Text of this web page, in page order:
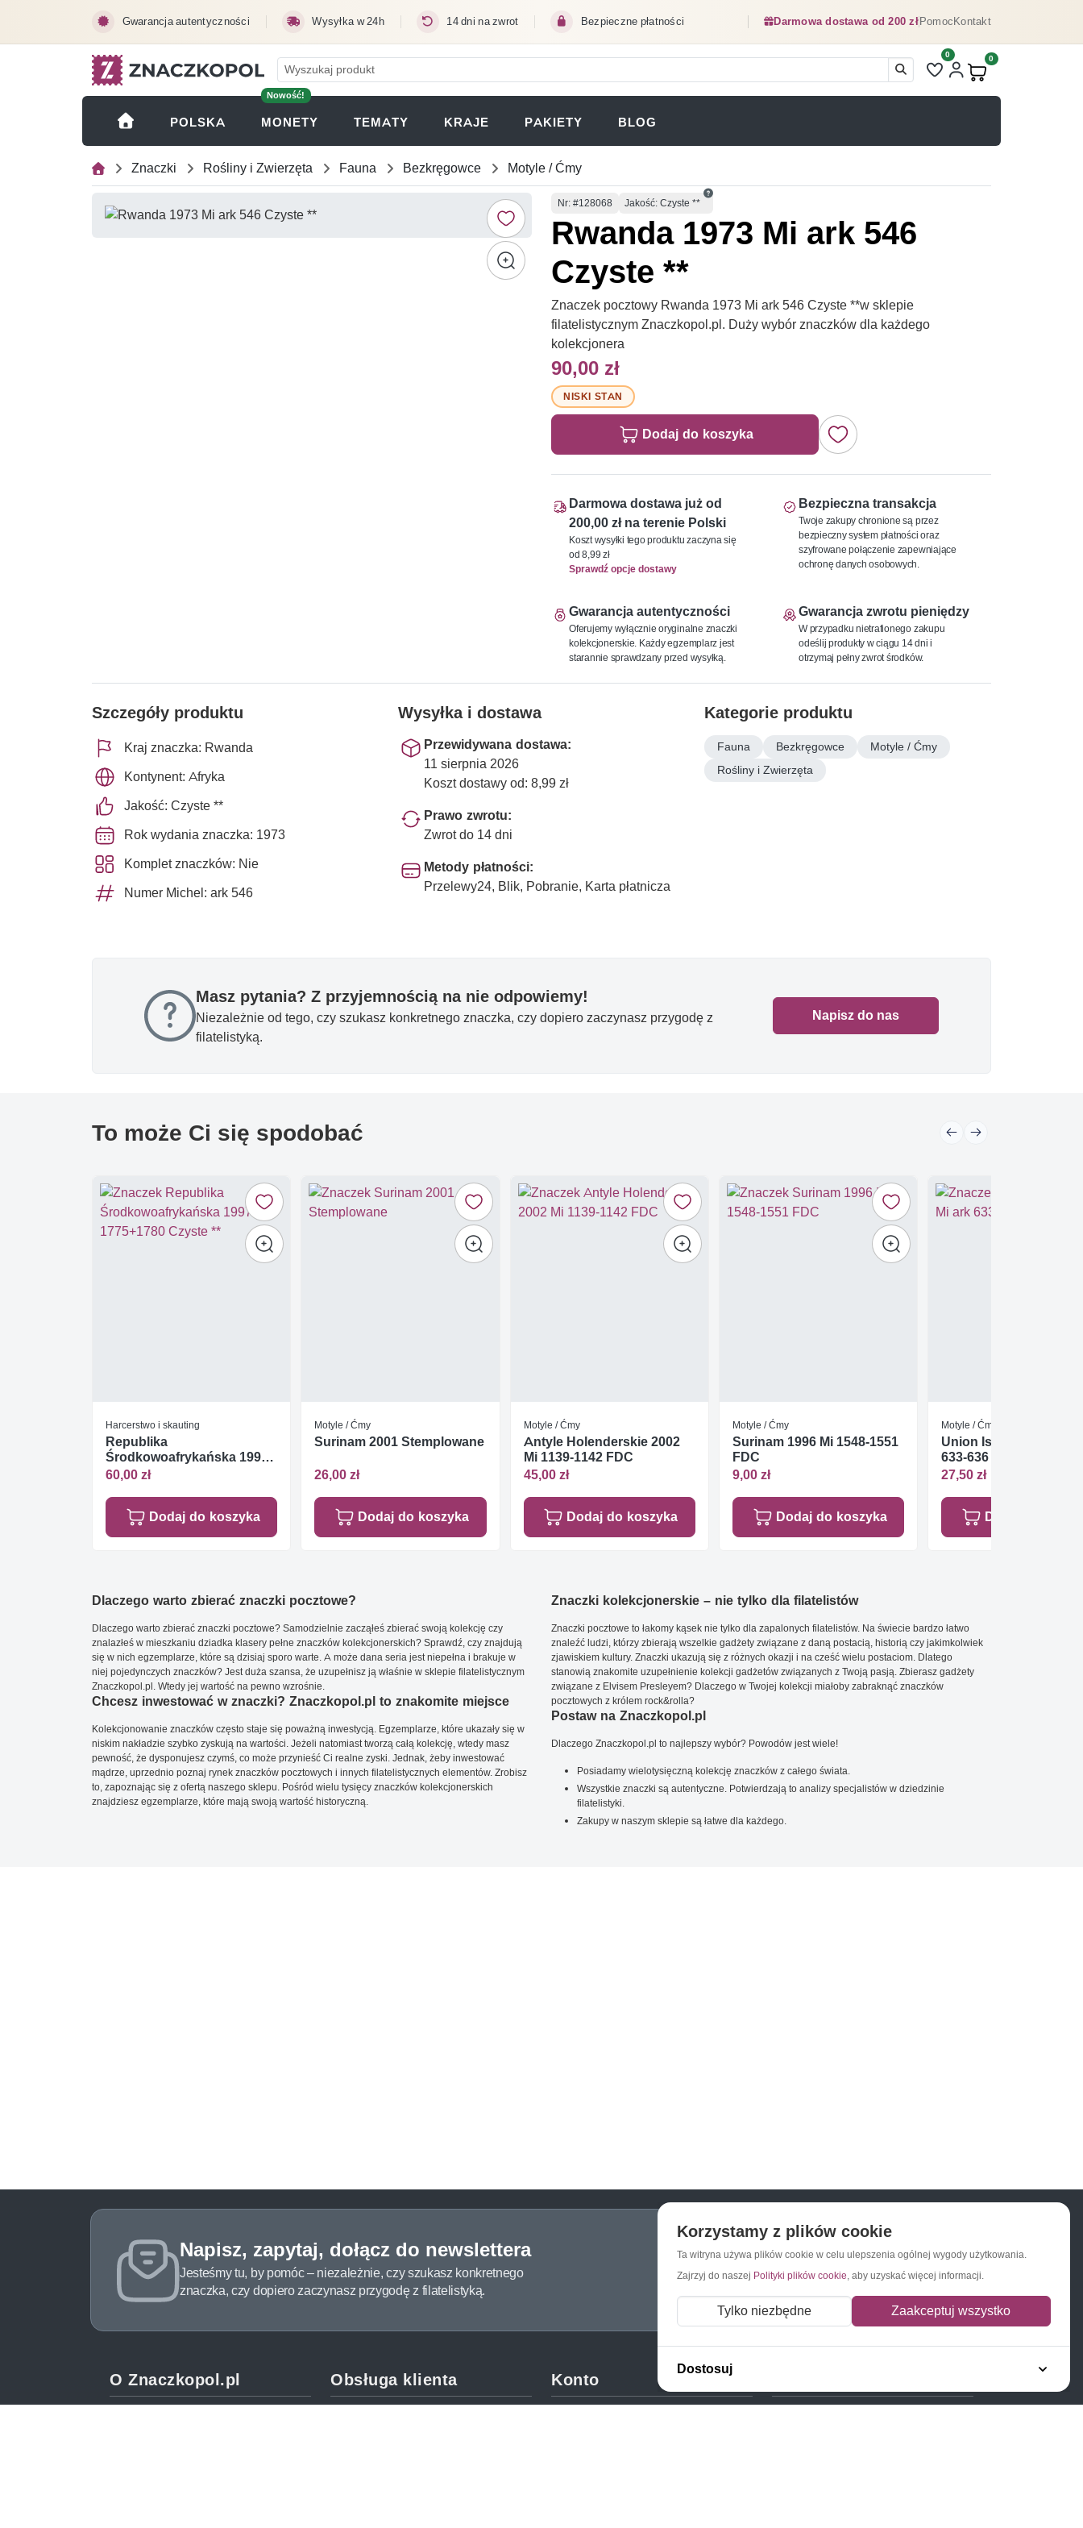
Gwarancja autentyczności Wysyłka w 24h 14 dni na zwrot Bezpieczne płatności Darmowa dostawa od 200 złPomocKontakt
Liczba pozycji na liście
0
Produkty w koszyku:
0
POLSKA
Nowość!
MONETY (OTWIERA SIĘ W NOWEJ KARCIE)
TEMATY KRAJE PAKIETY BLOG
Znaczki Rośliny i Zwierzęta Fauna Bezkręgowce Motyle / Ćmy
Numer
Nr: #128068 Jakość: Czyste **
Rwanda 1973 Mi ark 546
Czyste **
Znaczek pocztowy Rwanda 1973 Mi ark 546 Czyste **w sklepie
filatelistycznym Znaczkopol.pl. Duży wybór znaczków dla każdego
kolekcjonera
90,00 zł
NISKI STAN
Dodaj do koszyka
Darmowa dostawa już od
200,00 zł na terenie Polski
Koszt wysyłki tego produktu zaczyna się
od 8,99 zł
Sprawdź opcje dostawy
Bezpieczna transakcja
Twoje zakupy chronione są przez
bezpieczny system płatności oraz
szyfrowane połączenie zapewniające
ochronę danych osobowych.
Gwarancja autentyczności
Oferujemy wyłącznie oryginalne znaczki
kolekcjonerskie. Każdy egzemplarz jest
starannie sprawdzany przed wysyłką.
Gwarancja zwrotu pieniędzy
W przypadku nietrafionego zakupu
odeślij produkty w ciągu 14 dni i
otrzymaj pełny zwrot środków.
Szczegóły produktu
Kraj znaczka: Rwanda
Kontynent: Afryka
Jakość: Czyste **
Rok wydania znaczka: 1973
Komplet znaczków: Nie
Numer Michel: ark 546
Wysyłka i dostawa
Przewidywana dostawa:
11 sierpnia 2026
Koszt dostawy od: 8,99 zł
Prawo zwrotu:
Zwrot do 14 dni
Metody płatności:
Przelewy24, Blik, Pobranie, Karta płatnicza
Kategorie produktu
Fauna Bezkręgowce
Motyle / Ćmy
Rośliny i Zwierzęta
Masz pytania? Z przyjemnością na nie odpowiemy!
Niezależnie od tego, czy szukasz konkretnego znaczka, czy dopiero zaczynasz przygodę z
filatelistyką.
Napisz do nas
To może Ci się spodobać
Harcerstwo i skauting
Republika
Środkowoafrykańska 1997
Mi 1775+1780 Czyste **
60,00 zł
Dodaj do koszyka
Motyle / Ćmy
Surinam 2001 Stemplowane
26,00 zł
Dodaj do koszyka
Motyle / Ćmy
Antyle Holenderskie 2002
Mi 1139-1142 FDC
45,00 zł
Dodaj do koszyka
Motyle / Ćmy
Surinam 1996 Mi 1548-1551
FDC
9,00 zł
Dodaj do koszyka
Motyle / Ćmy
Union Islands 2011 Mi
633-636 Czyste **
27,50 zł
Dodaj do
Dlaczego warto zbierać znaczki pocztowe?
Dlaczego warto zbierać znaczki pocztowe? Samodzielnie zacząłeś zbierać swoją kolekcję czy
znalazłeś w mieszkaniu dziadka klasery pełne znaczków kolekcjonerskich? Sprawdź, czy znajdują
się w nich egzemplarze, które są dzisiaj sporo warte. A może dana seria jest niepełna i brakuje w
niej pojedynczych znaczków? Jest duża szansa, że uzupełnisz ją właśnie w sklepie filatelistycznym
Znaczkopol.pl. Wtedy jej wartość na pewno wzrośnie.
Chcesz inwestować w znaczki? Znaczkopol.pl to znakomite miejsce
Kolekcjonowanie znaczków często staje się poważną inwestycją. Egzemplarze, które ukazały się w
niskim nakładzie szybko zyskują na wartości. Jeżeli natomiast tworzą całą kolekcję, wtedy masz
pewność, że dysponujesz czymś, co może przynieść Ci realne zyski. Jednak, żeby inwestować
mądrze, uprzednio poznaj rynek znaczków pocztowych i innych filatelistycznych elementów. Zrobisz
to, zapoznając się z ofertą naszego sklepu. Pośród wielu tysięcy znaczków kolekcjonerskich
znajdziesz egzemplarze, które mają swoją wartość historyczną.
Znaczki kolekcjonerskie – nie tylko dla filatelistów
Znaczki pocztowe to łakomy kąsek nie tylko dla zapalonych filatelistów. Na świecie bardzo łatwo
znaleźć ludzi, którzy zbierają wszelkie gadżety związane z daną postacią, historią czy jakimkolwiek
zjawiskiem kultury. Znaczki ukazują się z różnych okazji i na cześć wielu postaciom. Dlatego
stanowią znakomite uzupełnienie kolekcji gadżetów związanych z Twoją pasją. Zbierasz gadżety
związane z Elvisem Presleyem? Dlaczego w Twojej kolekcji miałoby zabraknąć znaczków
pocztowych z królem rock&rolla?
Postaw na Znaczkopol.pl
Dlaczego Znaczkopol.pl to najlepszy wybór? Powodów jest wiele!
Posiadamy wielotysięczną kolekcję znaczków z całego świata.
Wszystkie znaczki są autentyczne. Potwierdzają to analizy specjalistów w dziedzinie
filatelistyki.
Zakupy w naszym sklepie są łatwe dla każdego.
Napisz, zapytaj, dołącz do newslettera
Jesteśmy tu, by pomóc – niezależnie, czy szukasz konkretnego
znaczka, czy dopiero zaczynasz przygodę z filatelistyką.
Napisz do nas Zapisz się do newslettera
O Znaczkopol.pl Obsługa klienta Konto
Korzystamy z plików cookie
Ta witryna używa plików cookie w celu ulepszenia ogólnej wygody użytkowania.
Zajrzyj do naszej Polityki plików cookie, aby uzyskać więcej informacji.
Tylko niezbędne Zaakceptuj wszystko
Dostosuj